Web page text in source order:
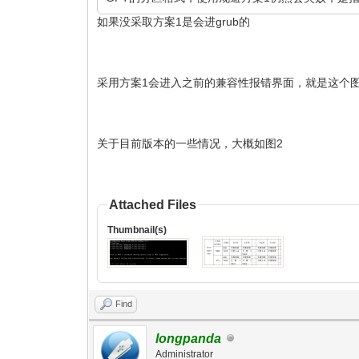
如果没采取方案1是会进grub的
采用方案1会进入之前的兼容性报错界面，就是这个
关于目前版本的一些情况，大概如图2
Attached Files
Thumbnail(s)
Find
longpanda
Administrator